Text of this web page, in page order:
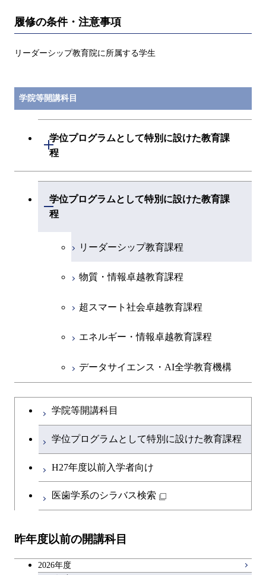
履修の条件・注意事項
リーダーシップ教育院に所属する学生
学院等開講科目
学位プログラムとして特別に設けた教育課
程
開閉
(学士)
学位プログラムとして特別に設けた教育課
程
開閉
リーダーシップ教育課程
物質・情報卓越教育課程
超スマート社会卓越教育課程
エネルギー・情報卓越教育課程
データサイエンス・AI全学教育機構
学院等開講科目
学位プログラムとして特別に設けた教育課程
H27年度以前入学者向け
医歯学系のシラバス検索
昨年度以前の開講科目
2026年度